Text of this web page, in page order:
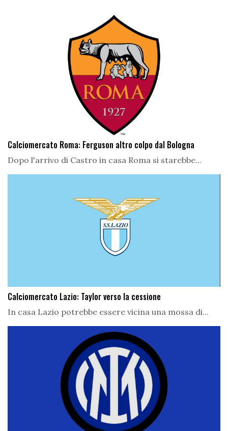
Calciomercato Roma: Ferguson altro colpo dal Bologna
Dopo l'arrivo di Castro in casa Roma si starebbe...
Calciomercato Lazio: Taylor verso la cessione
In casa Lazio potrebbe essere vicina una mossa di...